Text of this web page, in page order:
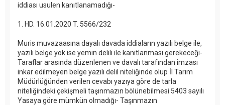
iddiası usulen kanıtlanamadığı-
1. HD. 16.01.2020 T. 5566/232
Muris muvazaasına dayalı davada iddiaların yazılı belge ile,
yazılı belge yok ise yemin delili ile kanıtlanması gerekeceği-
Taraflar arasında düzenlenen ve davalı tarafından imzası
inkar edilmeyen belge yazılı delil niteliğinde olup İl Tarım
Müdürlüğünden verilen cevabı yazıya göre de tarla
niteliğindeki çekişmeli taşınmazın bölünebilmesi 5403 sayılı
Yasaya göre mümkün olmadığı- Taşınmazın